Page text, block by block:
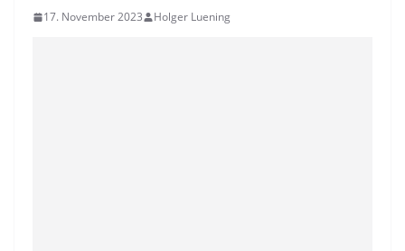
17. November 2023 Holger Luening